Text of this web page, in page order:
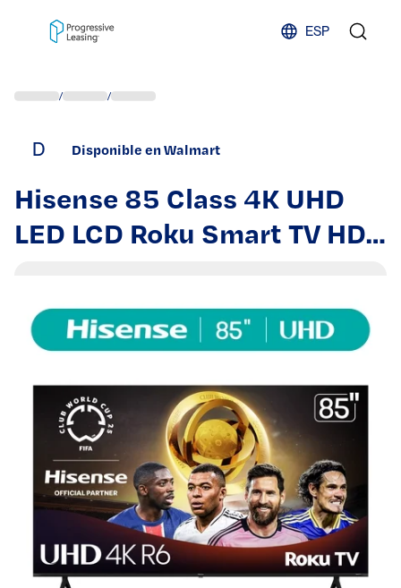
ESP
/ /
D Disponible en Walmart
Hisense 85 Class 4K UHD
LED LCD Roku Smart TV HDR